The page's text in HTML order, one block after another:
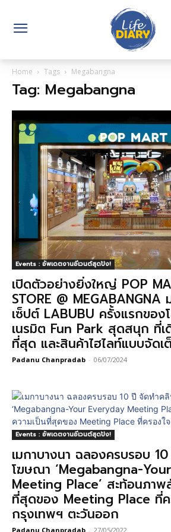
Home Tags Megabangna
Tag: Megabangna
Events : อัพเดตงานอีเวนต์สุดปัง!
เปิดตัวอย่างยิ่งใหญ่ POP
STORE @ MEGABANGNA
เซ็ปต์ LABUBU ครั้งแรกขอ
เนรมิต Fun Park สุดสนุก ที่เ
ที่สุด และสินค้าไฮไลท์แบบจัดเ
Padanu Chanpradab - 06/07/2024
Events : อัพเดตงานอีเวนต์สุดปัง!
เมกาบางนา ฉลองครบรอบ
โฆษณา ‘Megabangna-
Meeting Place’ สะท้อนภา
ที่สุดของ Meeting Place ที่ค
กรุงเทพฯ ตะวันออก
Padanu Chanpradab - 27/05/2022